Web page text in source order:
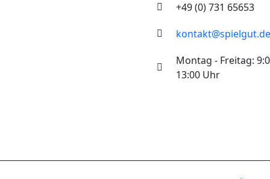
+49 (0) 731 65653
Montag - Freitag:
13:00 Uhr